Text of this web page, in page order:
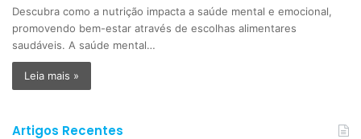
Descubra como a nutrição impacta a saúde mental e emocional,
promovendo bem-estar através de escolhas alimentares
saudáveis. A saúde mental…
Leia mais »
Artigos Recentes